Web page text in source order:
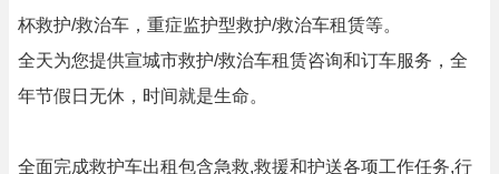
杯救护/救治车，重症监护型救护/救治车租赁等。
全天为您提供宣城市救护/救治车租赁咨询和订车服务，全
年节假日无休，时间就是生命。
全面完成救护车出租包含急救,救援和护送各项工作任务,行